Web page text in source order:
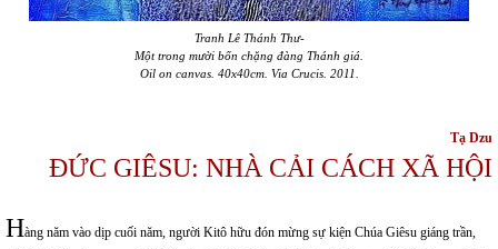
Tranh Lê Thánh Thư-
Một trong mười bốn chặng đàng Thánh giá.
Oil on canvas. 40x40cm. Via Crucis. 2011.
Tạ Dzu
ĐỨC GIÊSU: NHÀ CẢI CÁCH XÃ HỘI
Hàng năm vào dịp cuối năm, người Kitô hữu đón mừng sự kiện Chúa Giêsu giáng trần,